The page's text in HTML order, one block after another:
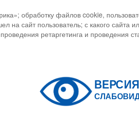
обработку файлов cookie,
на сайт пользователь; с какого сайта
ретаргетинга и проведения